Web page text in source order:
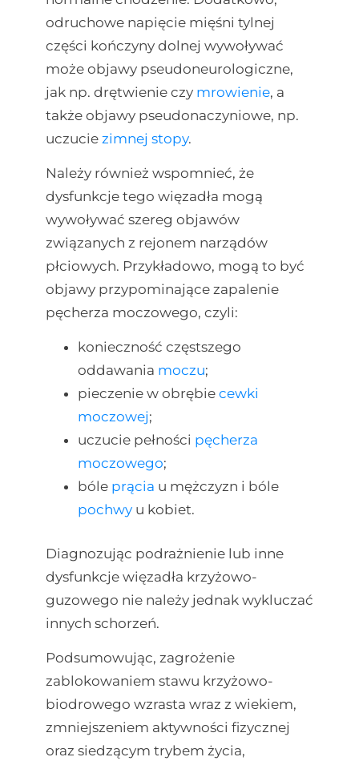
odruchowe napięcie mięśni tylnej
części kończyny dolnej wywoływać
może objawy pseudoneurologiczne,
jak np. drętwienie czy mrowienie, a
także objawy pseudonaczyniowe, np.
uczucie zimnej stopy.
Należy również wspomnieć, że
dysfunkcje tego więzadła mogą
wywoływać szereg objawów
związanych z rejonem narządów
płciowych. Przykładowo, mogą to być
objawy przypominające zapalenie
pęcherza moczowego, czyli:
konieczność częstszego
oddawania moczu;
pieczenie w obrębie cewki
moczowej;
uczucie pełności pęcherza
moczowego;
bóle prącia u mężczyzn i bóle
pochwyu kobiet.
Diagnozując podrażnienie lub inne
dysfunkcje więzadła krzyżowo-
guzowego nie należy jednak wykluczać
innych schorzeń.
Podsumowując, zagrożenie
zablokowaniem stawu krzyżowo-
biodrowego wzrasta wraz z wiekiem,
zmniejszeniem aktywności fizycznej
oraz siedzącym trybem życia,